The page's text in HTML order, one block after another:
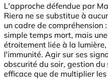
L'approche défendue par
Riera ne se substitue à
un cadre de compréhension
simple temps mort, mais
étroitement liée à la
l'immunité. Agir sur ses
obscurité du soir, gestion
efficace que de multiplier